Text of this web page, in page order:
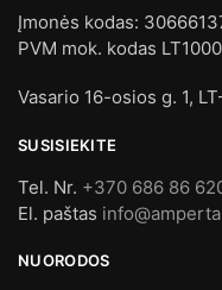
Įmonės kodas:
PVM mok. kodas
Vasario 16-osios g. 1,
SUSISIEKITE
Tel. Nr. +370 686 86
El. paštas
NUORODOS